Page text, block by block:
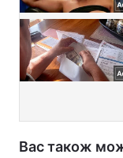
Вас також